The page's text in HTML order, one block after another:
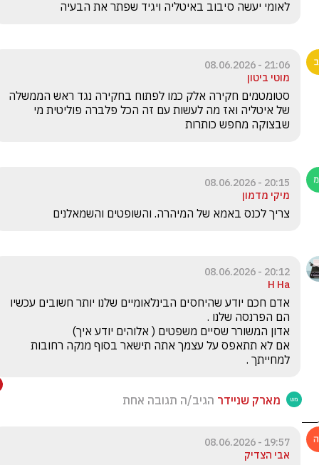
לאומי יעשה סיבוב באיטליה ויגיד שפתר את הבעיה
21:06 - 08.06.2026
מוטי ביטון
שבצוקה מחפש כותרות
20:15 - 08.06.2026
מיקי מדמון
צריך לכנס באמא של המיהרה. והשופטים והשמאלנים
20:12 - 08.06.2026
H Ha
למחייתך .
מארק שניידר הגיב/ה תגובה אחת
19:57 - 08.06.2026
אבי הצדיק